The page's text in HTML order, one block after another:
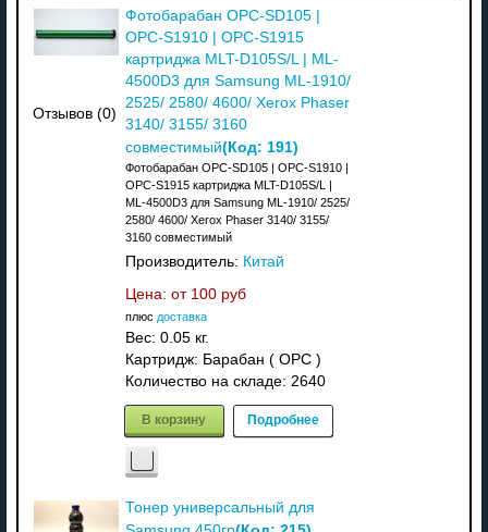
Отзывов (0)
Фотобарабан OPC-SD105 |
OPC-S1910 | OPC-S1915
картриджа MLT-D105S/L | ML-
4500D3 для Samsung ML-1910/
2525/ 2580/ 4600/ Xerox Phaser
3140/ 3155/ 3160
совместимый(Код: 191)
Фотобарабан OPC-SD105 | OPC-S1910 |
OPC-S1915 картриджа MLT-D105S/L |
ML-4500D3 для Samsung ML-1910/ 2525/
2580/ 4600/ Xerox Phaser 3140/ 3155/
3160 совместимый
Производитель: Китай
Цена: от 100 руб
плюс доставка
Вес: 0.05 кг.
Картридж: Барабан ( OPC )
Количество на складе: 2640
В корзину Подробнее
Тонер универсальный для